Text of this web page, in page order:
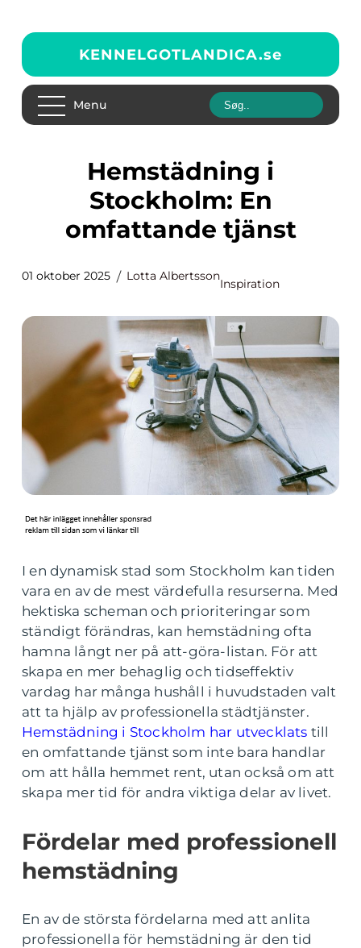
KENNELGOTLANDICA.se
Menu
Hemstädning i
Stockholm: En
omfattande tjänst
01 oktober 2025 Lotta Albertsson
Inspiration
I en dynamisk stad som Stockholm kan tiden
vara en av de mest värdefulla resurserna. Med
hektiska scheman och prioriteringar som
ständigt förändras, kan hemstädning ofta
hamna långt ner på att-göra-listan. För att
skapa en mer behaglig och tidseffektiv
vardag har många hushåll i huvudstaden valt
att ta hjälp av professionella städtjänster.
Hemstädning i Stockholm har utvecklats till
en omfattande tjänst som inte bara handlar
om att hålla hemmet rent, utan också om att
skapa mer tid för andra viktiga delar av livet.
Fördelar med professionell
hemstädning
En av de största fördelarna med att anlita
professionella för hemstädning är den tid